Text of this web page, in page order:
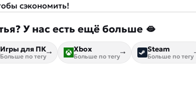
сэкономить!
У нас есть ещё больше 🫦
Игры для ПК
Больше по тегу
Xbox
Больше по тегу
Steam
Больше по тегу